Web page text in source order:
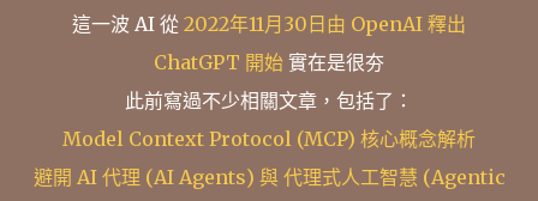
這一波 AI 從 2022年11月30日由 OpenAI 釋出
ChatGPT 開始 實在是很夯
此前寫過不少相關文章，包括了：
Model Context Protocol (MCP) 核心概念解析
避開 AI 代理 (AI Agents) 與 代理式人工智慧 (Agentic